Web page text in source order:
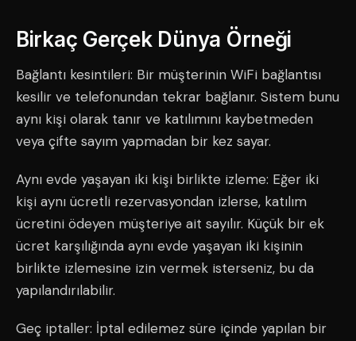
Birkaç Gerçek Dünya Örneği
Bağlantı kesintileri: Bir müşterinin WiFi bağlantısı
kesilir ve telefonundan tekrar bağlanır. Sistem bunu
aynı kişi olarak tanır ve katılımını kaybetmeden
veya çifte sayım yapmadan bir kez sayar.
Aynı evde yaşayan iki kişi birlikte izleme: Eğer iki
kişi aynı ücretli rezervasyondan izlerse, katılım
ücretini ödeyen müşteriye ait sayılır. Küçük bir ek
ücret karşılığında aynı evde yaşayan iki kişinin
birlikte izlemesine izin vermek isterseniz, bu da
yapılandırılabilir.
Geç iptaller: İptal edilemez süre içinde yapılan bir